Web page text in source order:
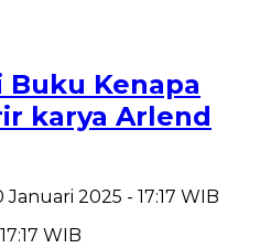
Buku Kenapa
karya Arlend
Januari 2025 - 17:17 WIB
WIB